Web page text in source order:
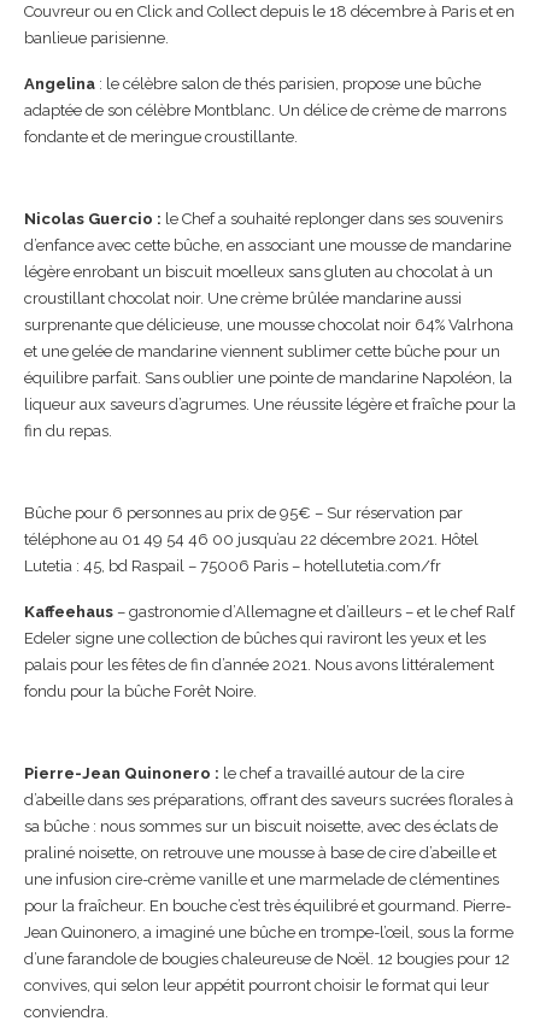
Couvreur ou en Click and Collect depuis le 18 décembre à Paris et en
banlieue parisienne.
Angelina : le célèbre salon de thés parisien, propose une bûche
adaptée de son célèbre Montblanc. Un délice de crème de marrons
fondante et de meringue croustillante.
Nicolas Guercio : le Chef a souhaité replonger dans ses souvenirs
d’enfance avec cette bûche, en associant une mousse de mandarine
légère enrobant un biscuit moelleux sans gluten au chocolat à un
croustillant chocolat noir. Une crème brûlée mandarine aussi
surprenante que délicieuse, une mousse chocolat noir 64% Valrhona
et une gelée de mandarine viennent sublimer cette bûche pour un
équilibre parfait. Sans oublier une pointe de mandarine Napoléon, la
liqueur aux saveurs d’agrumes. Une réussite légère et fraîche pour la
fin du repas.
Bûche pour 6 personnes au prix de 95€ – Sur réservation par
téléphone au 01 49 54 46 00 jusqu’au 22 décembre 2021. Hôtel
Lutetia : 45, bd Raspail – 75006 Paris – hotellutetia.com/fr
Kaffeehaus – gastronomie d’Allemagne et d’ailleurs – et le chef Ralf
Edeler signe une collection de bûches qui raviront les yeux et les
palais pour les fêtes de fin d’année 2021. Nous avons littéralement
fondu pour la bûche Forêt Noire.
Pierre-Jean Quinonero : le chef a travaillé autour de la cire
d’abeille dans ses préparations, offrant des saveurs sucrées florales à
sa bûche : nous sommes sur un biscuit noisette, avec des éclats de
praliné noisette, on retrouve une mousse à base de cire d’abeille et
une infusion cire-crème vanille et une marmelade de clémentines
pour la fraîcheur. En bouche c’est très équilibré et gourmand. Pierre-
Jean Quinonero, a imaginé une bûche en trompe-l’œil, sous la forme
d’une farandole de bougies chaleureuse de Noël. 12 bougies pour 12
convives, qui selon leur appétit pourront choisir le format qui leur
conviendra.